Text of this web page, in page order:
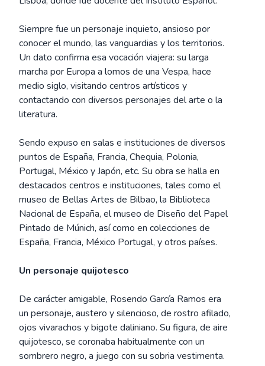
Siempre fue un personaje inquieto, ansioso por
conocer el mundo, las vanguardias y los territorios.
Un dato confirma esa vocación viajera: su larga
marcha por Europa a lomos de una Vespa, hace
medio siglo, visitando centros artísticos y
contactando con diversos personajes del arte o la
literatura.
Sendo expuso en salas e instituciones de diversos
puntos de España, Francia, Chequia, Polonia,
Portugal, México y Japón, etc. Su obra se halla en
destacados centros e instituciones, tales como el
museo de Bellas Artes de Bilbao, la Biblioteca
Nacional de España, el museo de Diseño del Papel
Pintado de Múnich, así como en colecciones de
España, Francia, México Portugal, y otros países.
Un personaje quijotesco
De carácter amigable, Rosendo García Ramos era
un personaje, austero y silencioso, de rostro afilado,
ojos vivarachos y bigote daliniano. Su figura, de aire
quijotesco, se coronaba habitualmente con un
sombrero negro, a juego con su sobria vestimenta.